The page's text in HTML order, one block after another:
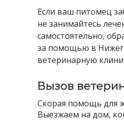
Если ваш питомец
не занимайтесь
самостоятельно,
за помощью в
ветеринарную
Вызов
Скорая помощь для
Выезжаем на дом,